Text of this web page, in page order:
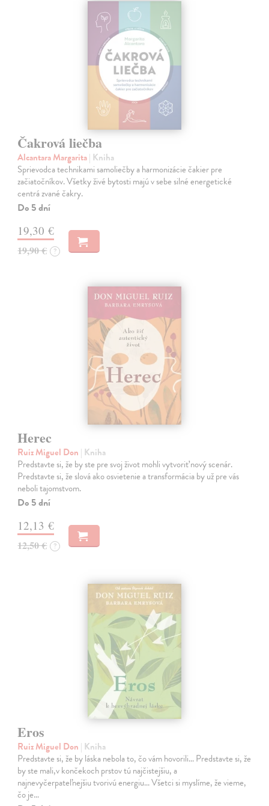
Čakrová liečba
Alcantara Margarita| Kniha
Sprievodca technikami samoliečby a harmonizácie čakier pre
začiatočníkov. Všetky živé bytosti majú v sebe silné energetické
centrá zvané čakry.
Do 5 dní
19,30 €
19,90 € ?
Herec
Ruiz Miguel Don | Kniha
Predstavte si, že by ste pre svoj život mohli vytvoriť nový scenár.
Predstavte si, že slová ako osvietenie a transformácia by už pre vás
neboli tajomstvom.
Do 5 dní
12,13 €
12,50 € ?
Eros
Ruiz Miguel Don | Kniha
Predstavte si, že by láska nebola to, čo vám hovorili... Predstavte si, že
by ste mali,v končekoch prstov tú najčistejšiu, a
najnevyčerpateľnejšiu tvorivú energiu... Všetci si myslíme, že vieme,
čo je…